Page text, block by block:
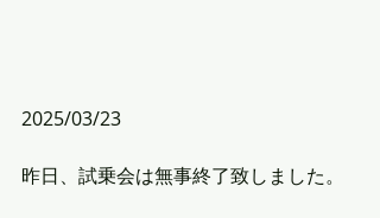
2025/03/23
昨日、試乗会は無事終了致しました。